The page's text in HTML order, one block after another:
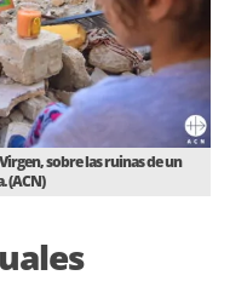
sobre las ruinas de un
(ACN)